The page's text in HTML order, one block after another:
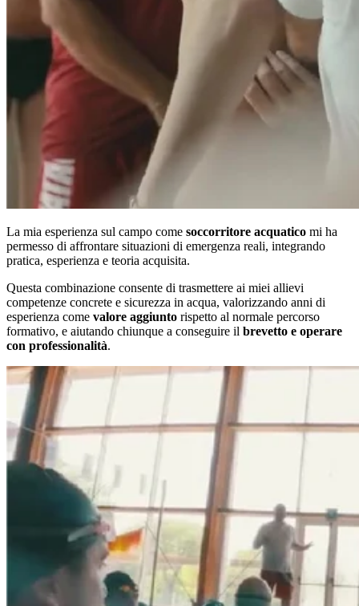
La mia esperienza sul campo come soccorritore acquatico mi ha
permesso di affrontare situazioni di emergenza reali, integrando
pratica, esperienza e teoria acquisita.
Questa combinazione consente di trasmettere ai miei allievi
competenze concrete e sicurezza in acqua, valorizzando anni di
esperienza come valore aggiunto rispetto al normale percorso
formativo, e aiutando chiunque a conseguire il brevetto e operare
con professionalità.